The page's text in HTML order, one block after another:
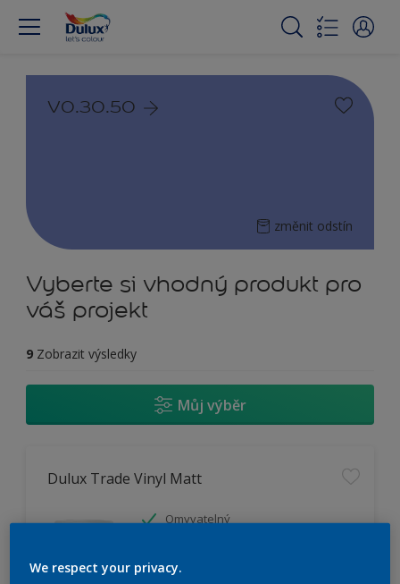
V0.30.50
změnit odstín
Vyberte si vhodný produkt pro
váš projekt
9 Zobrazit výsledky
Můj výběr
Dulux Trade Vinyl Matt
Omyvatelný
Extrémní vydatnost
We respect your privacy.